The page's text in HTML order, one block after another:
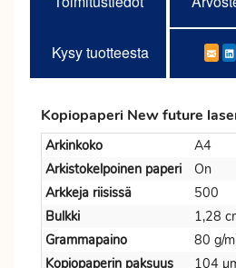
Kysy tuotteesta
Kopiopaperi New future
Arkinkoko
A4
Arkistokelpoinen paperi
On
Arkkeja riisissä
500
Bulkki
1,28
Grammapaino
80 g/m
Kopiopaperin paksuus
104